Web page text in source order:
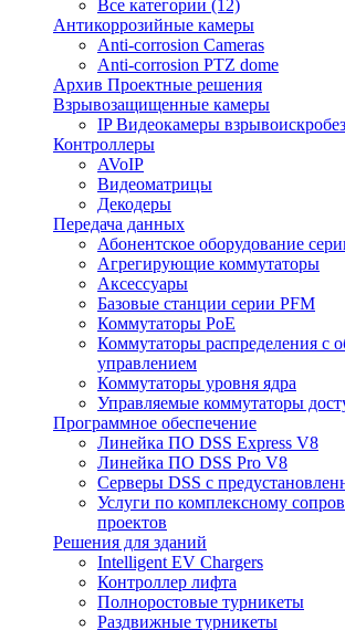
Все категории (12)
Антикоррозийные камеры
Anti-corrosion Cameras
Anti-corrosion PTZ dome
Архив Проектные решения
Взрывозащищенные камеры
IP Видеокамеры
Контроллеры
AVoIP
Видеоматрицы
Декодеры
Передача данных
Абонентское оборудование
Агрегирующие коммутаторы
Аксессуары
Базовые станции серии PFM
Коммутаторы PoE
Коммутаторы распределения с
управлением
Коммутаторы уровня ядра
Управляемые коммутаторы
Программное обеспечение
Линейка ПО DSS Express V8
Линейка ПО DSS Pro V8
Серверы DSS с
Услуги по комплексному
проектов
Решения для зданий
Intelligent EV Chargers
Контроллер лифта
Полноростовые турникеты
Раздвижные турникеты